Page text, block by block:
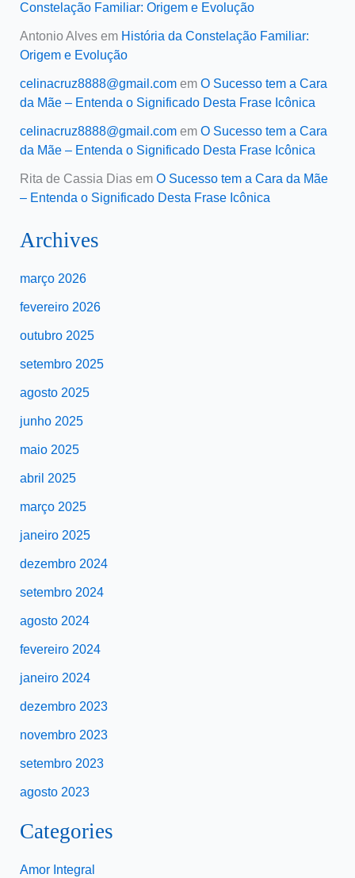
Constelação Familiar: Origem e Evolução
Antonio Alvesem História da Constelação Familiar:
Origem e Evolução
celinacruz8888@gmail.comem O Sucesso tem a Cara
da Mãe – Entenda o Significado Desta Frase Icônica
celinacruz8888@gmail.comem O Sucesso tem a Cara
da Mãe – Entenda o Significado Desta Frase Icônica
Rita de Cassia Diasem O Sucesso tem a Cara da Mãe
– Entenda o Significado Desta Frase Icônica
Archives
março 2026
fevereiro 2026
outubro 2025
setembro 2025
agosto 2025
junho 2025
maio 2025
abril 2025
março 2025
janeiro 2025
dezembro 2024
setembro 2024
agosto 2024
fevereiro 2024
janeiro 2024
dezembro 2023
novembro 2023
setembro 2023
agosto 2023
Categories
Amor Integral